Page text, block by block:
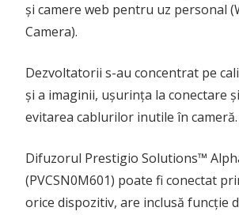
și camere web pentru uz personal
Camera).
Dezvoltatorii s-au concentrat pe
și a imaginii, ușurința la conectare
evitarea cablurilor inutile în cameră.
Difuzorul Prestigio Solutions™
(PVCSN0M601) poate fi conectat
orice dispozitiv, are inclusă funcție